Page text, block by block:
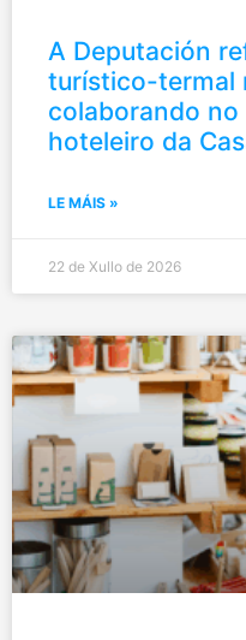
(Presidente
Escudería
Ourense),
Gonzalo
Pérez
(Alcalde
entre
e
amantes
do
motor.
(Presidente
da
Escudería
Ourense),
Gonzalo
Pérez
(Alcalde
entre
e
amantes
do
motor.
A Deputación
turístico-termal
colaborando
hoteleiro da
LE MÁIS »
22 de Xullo de 2026